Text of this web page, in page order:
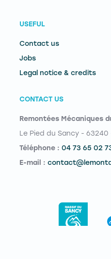
USEFUL
Contact us
Jobs
Legal notice & credits
CONTACT US
Remontées Mécaniques
Le Pied du Sancy -
Téléphone : 04 73 65 02
E-mail :